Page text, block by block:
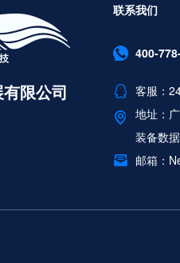
限公司
联系我们
400-
客服：
地址：
装备数
邮箱：